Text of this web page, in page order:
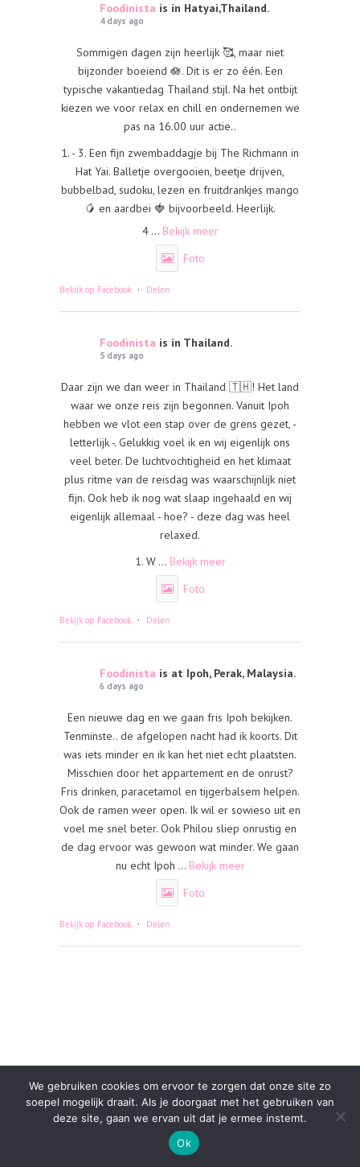
Foodinista is in Hatyai,Thailand.
4 days ago
Sommigen dagen zijn heerlijk 🥰, maar niet
bijzonder boeiend 🪷. Dit is er zo één. Een
typische vakantiedag Thailand stijl. Na het ontbijt
kiezen we voor relax en chill en ondernemen we
pas na 16.00 uur actie..
1. - 3. Een fijn zwembaddagje bij The Richmann in
Hat Yai. Balletje overgooien, beetje drijven,
bubbelbad, sudoku, lezen en fruitdrankjes mango
🥭 en aardbei 🍓 bijvoorbeeld. Heerlijk.
4 ... Bekijk meer
Foto
Bekijk op Facebook · Delen
Foodinista is in Thailand.
5 days ago
Daar zijn we dan weer in Thailand 🇹🇭! Het land
waar we onze reis zijn begonnen. Vanuit Ipoh
hebben we vlot een stap over de grens gezet, -
letterlijk -. Gelukkig voel ik en wij eigenlijk ons
veel beter. De luchtvochtigheid en het klimaat
plus ritme van de reisdag was waarschijnlijk niet
fijn. Ook heb ik nog wat slaap ingehaald en wij
eigenlijk allemaal - hoe? - deze dag was heel
relaxed.
1. W ... Bekijk meer
Foto
Bekijk op Facebook · Delen
Foodinista is at Ipoh, Perak, Malaysia.
6 days ago
Een nieuwe dag en we gaan fris Ipoh bekijken.
Tenminste.. de afgelopen nacht had ik koorts. Dit
was iets minder en ik kan het niet echt plaatsten.
Misschien door het appartement en de onrust?
Fris drinken, paracetamol en tijgerbalsem helpen.
Ook de ramen weer open. Ik wil er sowieso uit en
voel me snel beter. Ook Philou sliep onrustig en
de dag ervoor was gewoon wat minder. We gaan
nu echt Ipoh ... Bekijk meer
Foto
Bekijk op Facebook · Delen
We gebruiken cookies om ervoor te zorgen dat onze site zo
soepel mogelijk draait. Als je doorgaat met het gebruiken van
deze site, gaan we ervan uit dat je ermee instemt.
Ok